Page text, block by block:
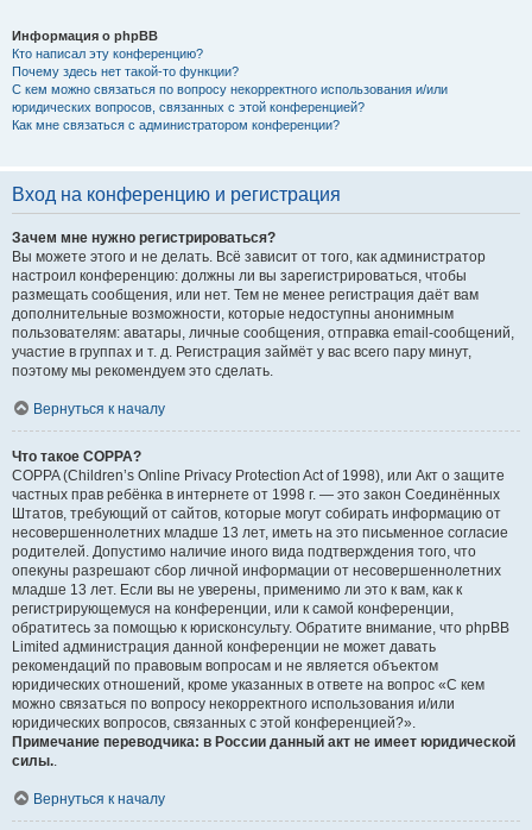
Информация о phpBB
Кто написал эту конференцию?
Почему здесь нет такой-то функции?
С кем можно связаться по вопросу некорректного использования и/или
юридических вопросов, связанных с этой конференцией?
Как мне связаться с администратором конференции?
Вход на конференцию и регистрация
Зачем мне нужно регистрироваться?
Вы можете этого и не делать. Всё зависит от того, как администратор
настроил конференцию: должны ли вы зарегистрироваться, чтобы
размещать сообщения, или нет. Тем не менее регистрация даёт вам
дополнительные возможности, которые недоступны анонимным
пользователям: аватары, личные сообщения, отправка email-сообщений,
участие в группах и т. д. Регистрация займёт у вас всего пару минут,
поэтому мы рекомендуем это сделать.
Вернуться к началу
Что такое COPPA?
COPPA (Children’s Online Privacy Protection Act of 1998), или Акт о защите
частных прав ребёнка в интернете от 1998 г. — это закон Соединённых
Штатов, требующий от сайтов, которые могут собирать информацию от
несовершеннолетних младше 13 лет, иметь на это письменное согласие
родителей. Допустимо наличие иного вида подтверждения того, что
опекуны разрешают сбор личной информации от несовершеннолетних
младше 13 лет. Если вы не уверены, применимо ли это к вам, как к
регистрирующемуся на конференции, или к самой конференции,
обратитесь за помощью к юрисконсульту. Обратите внимание, что phpBB
Limited администрация данной конференции не может давать
рекомендаций по правовым вопросам и не является объектом
юридических отношений, кроме указанных в ответе на вопрос «С кем
можно связаться по вопросу некорректного использования и/или
юридических вопросов, связанных с этой конференцией?».
Примечание переводчика: в России данный акт не имеет юридической
силы..
Вернуться к началу